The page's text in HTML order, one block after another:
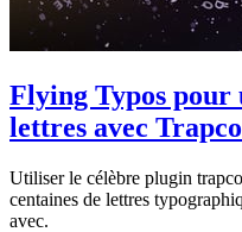
Flying Typos pour
lettres avec
Utiliser le célèbre plugin
centaines de lettres
avec.